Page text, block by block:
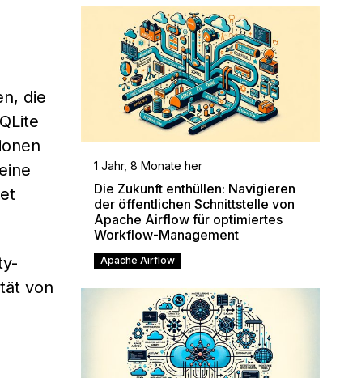
die
von
1 Jahr, 8 Monate her
Die Zukunft enthüllen: Navigieren
der öffentlichen Schnittstelle von
Apache Airflow für optimiertes
Workflow-Management
Apache Airflow